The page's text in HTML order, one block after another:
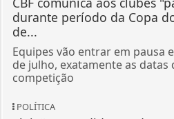
durante período da Copa
de...
Equipes vão entrar em pausa
de julho, exatamente as
competição
POLÍTICA